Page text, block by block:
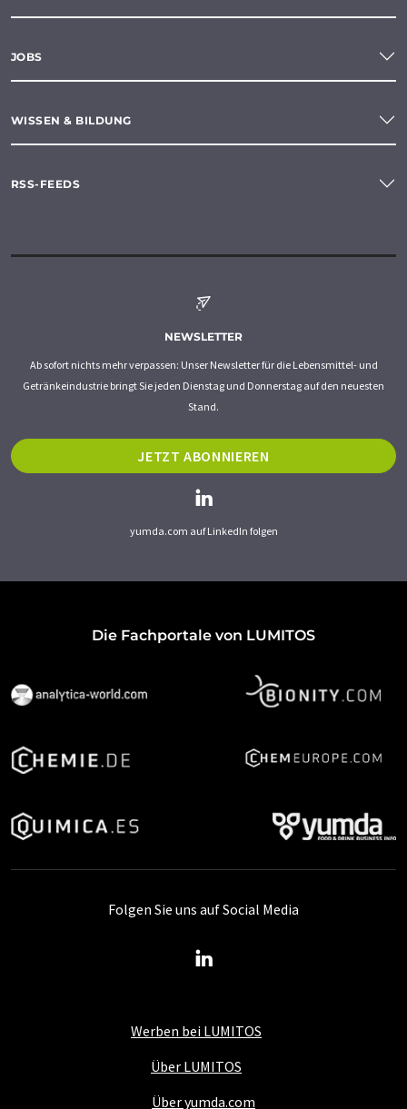
JOBS
WISSEN & BILDUNG
RSS-FEEDS
NEWSLETTER
Ab sofort nichts mehr verpassen: Unser Newsletter für die Lebensmittel- und
Getränkeindustrie bringt Sie jeden Dienstag und Donnerstag auf den neuesten
Stand.
JETZT ABONNIEREN
yumda.com auf LinkedIn folgen
Die Fachportale von LUMITOS
Werben bei LUMITOS
Über LUMITOS
Über yumda.com
Folgen Sie uns auf Social Media